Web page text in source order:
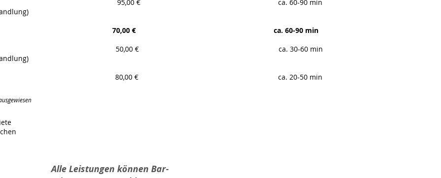
Pferd 95,00 € ca. 60-90 min
Hund 70,00 € ca. 60-90 min
Hund 50,00 € ca. 30-60 min
80,00 € ca. 20-50 min
Alle Leistungen können Bar-